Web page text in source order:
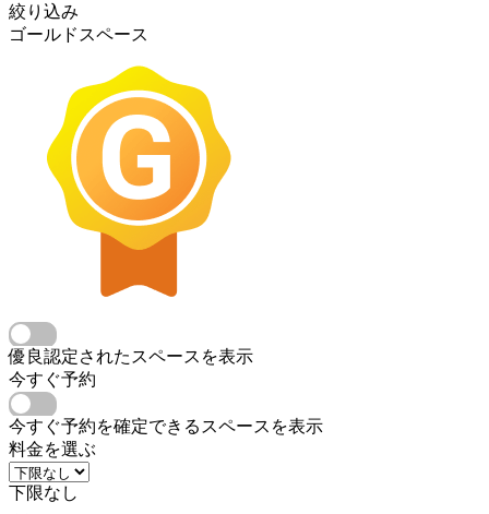
絞り込み
ゴールドスペース
優良認定されたスペースを表示
今すぐ予約
今すぐ予約を確定できるスペースを表示
料金を選ぶ
下限なし